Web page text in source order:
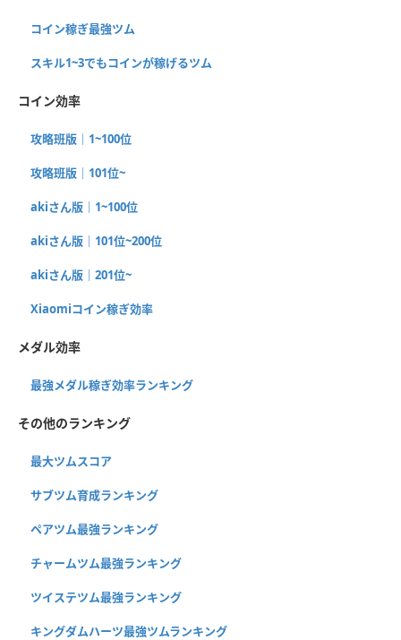
コイン稼ぎ最強ツム
スキル1~3でもコインが稼げるツム
コイン効率
攻略班版｜1~100位
攻略班版｜101位~
akiさん版｜1~100位
akiさん版｜101位~200位
akiさん版｜201位~
Xiaomiコイン稼ぎ効率
メダル効率
最強メダル稼ぎ効率ランキング
その他のランキング
最大ツムスコア
サブツム育成ランキング
ペアツム最強ランキング
チャームツム最強ランキング
ツイステツム最強ランキング
キングダムハーツ最強ツムランキング